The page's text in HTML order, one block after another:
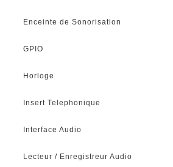
Enceinte de Sonorisation
GPIO
Horloge
Insert Telephonique
Interface Audio
Lecteur / Enregistreur Audio